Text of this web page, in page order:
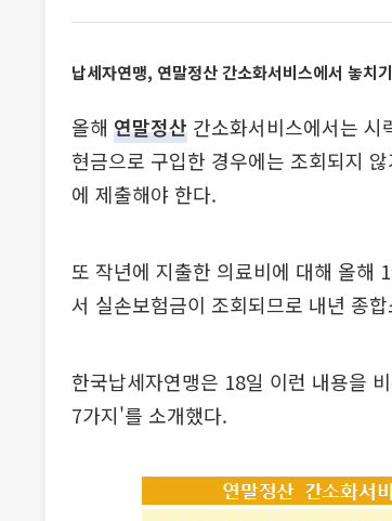
납세자연맹, 연말정산 간소화서비스에서 놓치
올해 연말정산 간소화서비스에서는
현금으로 구입한 경우에는 조회되지
에 제출해야 한다.
또 작년에 지출한 의료비에 대해 올해
서 실손보험금이 조회되므로 내년 종
한국납세자연맹은 18일 이런 내용을
7가지'를 소개했다.